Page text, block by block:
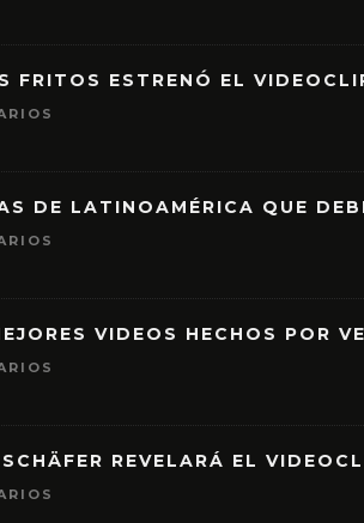
FRITOS ESTRENÓ EL
DE LATINOAMÉRICA QUE
VIDEOS HECHOS POR
REVELARÁ EL